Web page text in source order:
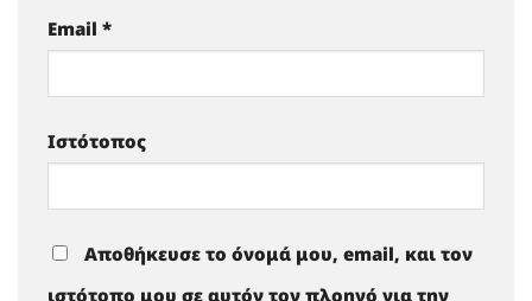
Email *
Ιστότοπος
Αποθήκευσε το όνομά μου, email, και τον
ιστότοπο μου σε αυτόν τον πλοηγό για την